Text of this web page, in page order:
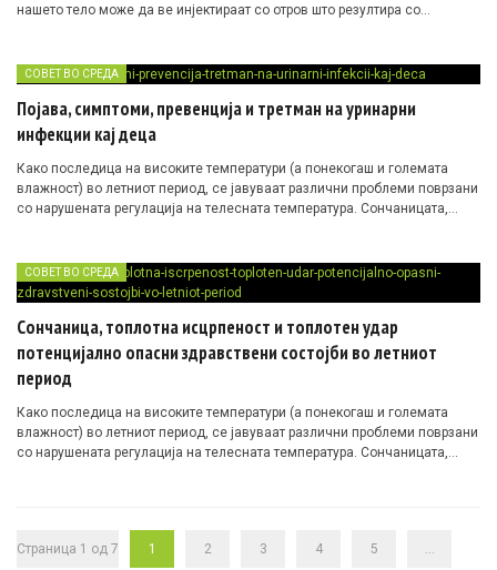
нашето тело може да ве инјектираат со отров што резултира со
СОВЕТ ВО СРЕДА
Појава, симптоми, превенција и третман на уринарни
инфекции кај деца
Како последица на високите температури (а понекогаш и големата
влажност) во летниот период, се јавуваат различни проблеми поврзани
со нарушената регулација на телесната температура. Сончаницата,
напорна физичка работа/спортување при високи температури.
СОВЕТ ВО СРЕДА
Сончаница, топлотна исцрпеност и топлотен удар
потенцијално опасни здравствени состојби во летниот
период
Како последица на високите температури (а понекогаш и големата
влажност) во летниот период, се јавуваат различни проблеми поврзани
со нарушената регулација на телесната температура. Сончаницата,
Страница 1 од 7 1 2 3 4 5 ...